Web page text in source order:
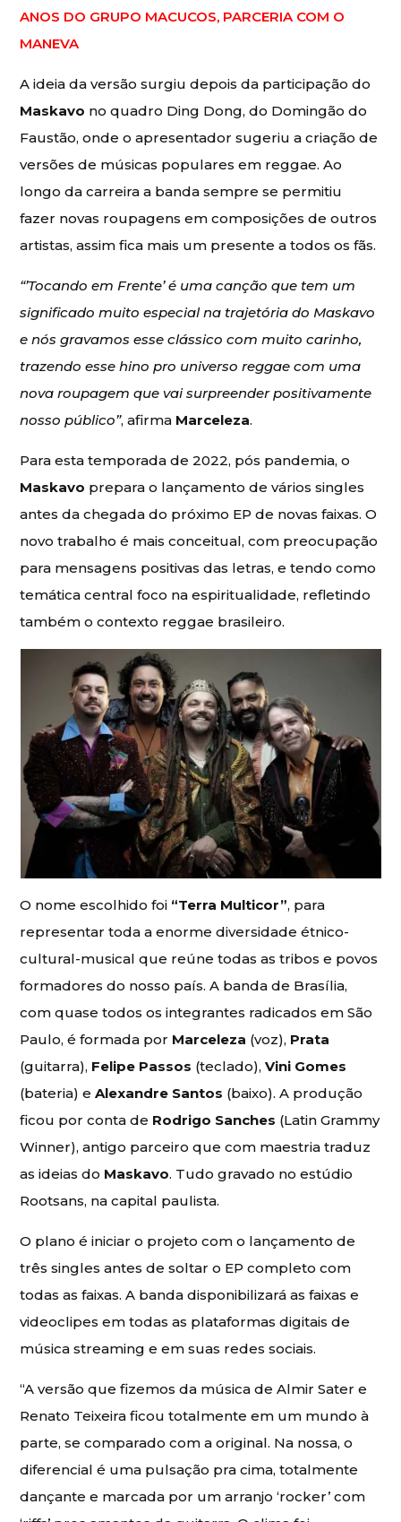
ANOS DO GRUPO MACUCOS, PARCERIA COM O
MANEVA
A ideia da versão surgiu depois da participação do
Maskavo no quadro Ding Dong, do Domingão do
Faustão, onde o apresentador sugeriu a criação de
versões de músicas populares em reggae. Ao
longo da carreira a banda sempre se permitiu
fazer novas roupagens em composições de outros
artistas, assim fica mais um presente a todos os fãs.
“’Tocando em Frente’ é uma canção que tem um
significado muito especial na trajetória do Maskavo
e nós gravamos esse clássico com muito carinho,
trazendo esse hino pro universo reggae com uma
nova roupagem que vai surpreender positivamente
nosso público”, afirma Marceleza.
Para esta temporada de 2022, pós pandemia, o
Maskavo prepara o lançamento de vários singles
antes da chegada do próximo EP de novas faixas. O
novo trabalho é mais conceitual, com preocupação
para mensagens positivas das letras, e tendo como
temática central foco na espiritualidade, refletindo
também o contexto reggae brasileiro.
O nome escolhido foi “Terra Multicor”, para
representar toda a enorme diversidade étnico-
cultural-musical que reúne todas as tribos e povos
formadores do nosso país. A banda de Brasília,
com quase todos os integrantes radicados em São
Paulo, é formada por Marceleza (voz), Prata
(guitarra), Felipe Passos (teclado),Vini Gomes
(bateria) eAlexandre Santos (baixo). A produção
ficou por conta de Rodrigo Sanches (Latin Grammy
Winner), antigo parceiro que com maestria traduz
as ideias do Maskavo. Tudo gravado no estúdio
Rootsans, na capital paulista.
O plano é iniciar o projeto com o lançamento de
três singles antes de soltar o EP completo com
todas as faixas. A banda disponibilizará as faixas e
videoclipes em todas as plataformas digitais de
música streaming e em suas redes sociais.
“A versão que fizemos da música de Almir Sater e
Renato Teixeira ficou totalmente em um mundo à
parte, se comparado com a original. Na nossa, o
diferencial é uma pulsação pra cima, totalmente
dançante e marcada por um arranjo ‘rocker’ com